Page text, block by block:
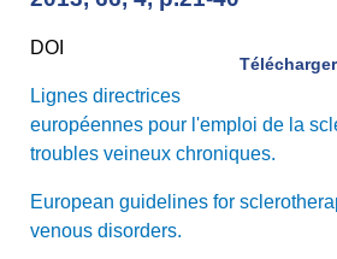
DOI
Lignes directrices
européennes pour l'emploi de la
troubles veineux chroniques.
European guidelines for
venous disorders.